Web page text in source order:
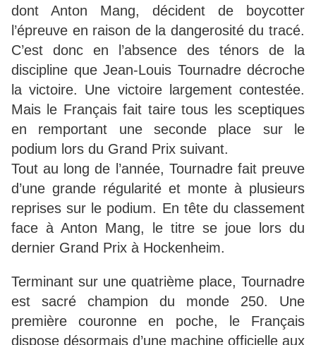
dont Anton Mang, décident de boycotter
l’épreuve en raison de la dangerosité du tracé.
C’est donc en l’absence des ténors de la
discipline que Jean-Louis Tournadre décroche
la victoire. Une victoire largement contestée.
Mais le Français fait taire tous les sceptiques
en remportant une seconde place sur le
podium lors du Grand Prix suivant.
Tout au long de l’année, Tournadre fait preuve
d’une grande régularité et monte à plusieurs
reprises sur le podium. En tête du classement
face à Anton Mang, le titre se joue lors du
dernier Grand Prix à Hockenheim.
Terminant sur une quatrième place, Tournadre
est sacré champion du monde 250. Une
première couronne en poche, le Français
dispose désormais d’une machine officielle aux